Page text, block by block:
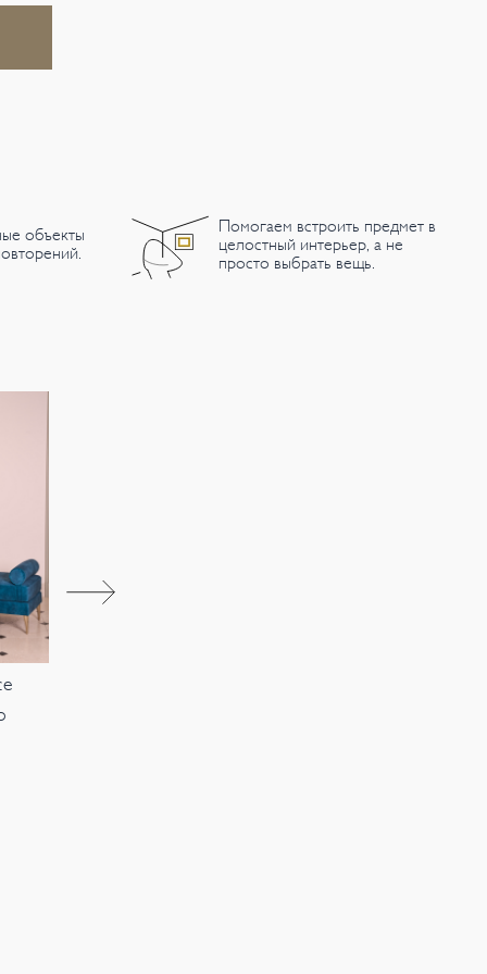
объекты
Помогаем встроить предмет в
целостный интерьер, а не
просто выбрать вещь.